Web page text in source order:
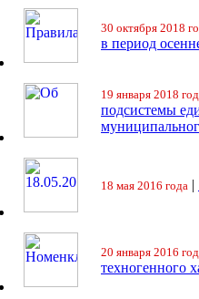
30 октября 2018
в период
19 января 2018
подсистемы
18 мая 2016 года |
20 января 2016
техногенного